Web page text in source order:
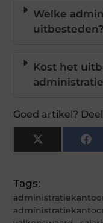
Welke
uitbesteden?
Kost het
Goed artikel?
X
(Twitter)
Tags: